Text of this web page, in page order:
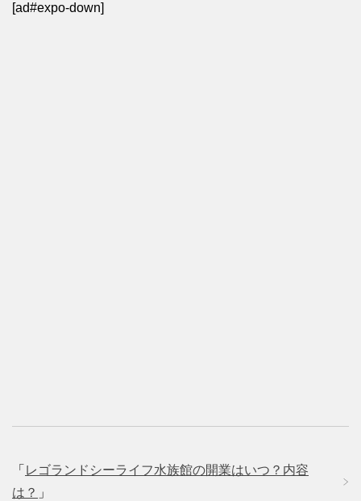
[ad#expo-down]
「 レゴランドシーライフ水族館の開業はいつ？内容
は？ 」